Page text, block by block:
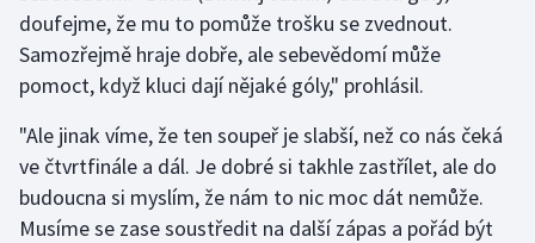
doufejme, že mu to pomůže trošku se zvednout.
Samozřejmě hraje dobře, ale sebevědomí může
pomoct, když kluci dají nějaké góly," prohlásil.
"Ale jinak víme, že ten soupeř je slabší, než co nás čeká
ve čtvrtfinále a dál. Je dobré si takhle zastřílet, ale do
budoucna si myslím, že nám to nic moc dát nemůže.
Musíme se zase soustředit na další zápas a pořád být